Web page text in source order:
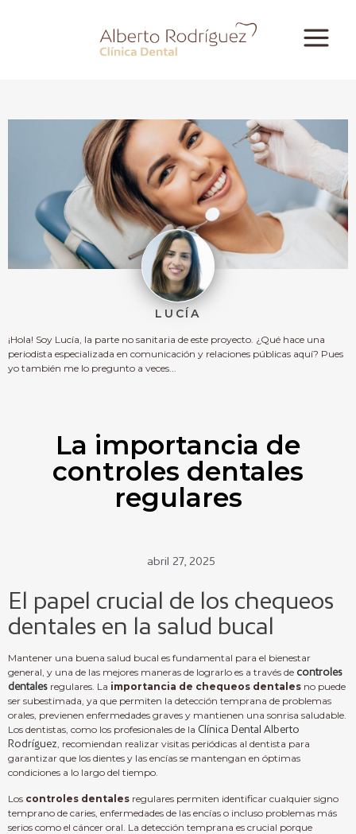
LUCÍA
¡Hola! Soy Lucía, la parte no sanitaria de este proyecto. ¿Qué hace una
periodista especializada en comunicación y relaciones públicas aquí? Pues
yo también me lo pregunto a veces...
La importancia de
controles dentales
regulares
abril 27, 2025
El papel crucial de los chequeos
dentales en la salud bucal
Mantener una buena salud bucal es fundamental para el bienestar
general, y una de las mejores maneras de lograrlo es a través de controles
dentales regulares. La importancia de chequeos dentales no puede
ser subestimada, ya que permiten la detección temprana de problemas
orales, previenen enfermedades graves y mantienen una sonrisa saludable.
Los dentistas, como los profesionales de la Clínica Dental Alberto
Rodríguez , recomiendan realizar visitas periódicas al dentista para
garantizar que los dientes y las encías se mantengan en óptimas
condiciones a lo largo del tiempo.
Los controles dentales regulares permiten identificar cualquier signo
temprano de caries, enfermedades de las encías o incluso problemas más
serios como el cáncer oral. La detección temprana es crucial porque